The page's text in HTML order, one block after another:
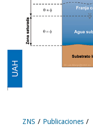
ZNS Publicaciones